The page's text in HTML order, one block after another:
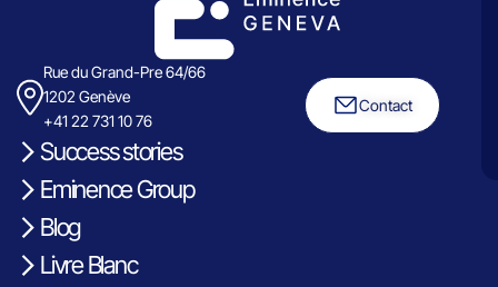
Rue du Grand-Pre 64/66
1202 Genève
+41 22 731 10 76
Contact
Success stories
Eminence Group
Blog
Livre Blanc